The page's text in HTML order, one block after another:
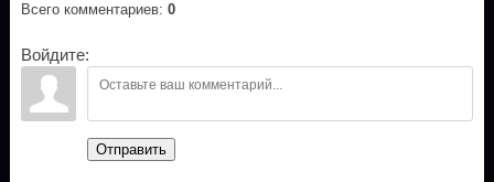
Всего комментариев: 0
Войдите:
Отправить